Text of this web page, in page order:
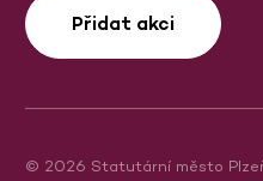
Přidat akci
© 2026 Statutární město